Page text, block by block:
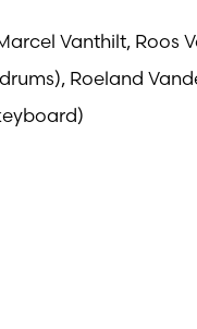
Vanthilt, Roos
Roeland